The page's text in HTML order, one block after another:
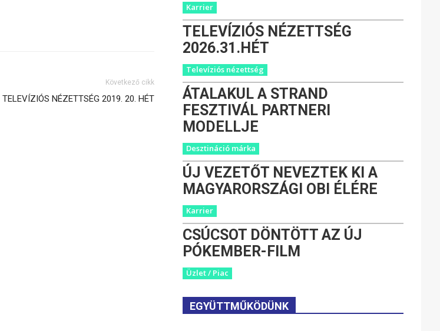
Következő cikk
TELEVÍZIÓS NÉZETTSÉG 2019. 20. HÉT
Karrier
TELEVÍZIÓS NÉZETTSÉG
2026.31.HÉT
Televíziós nézettség
ÁTALAKUL A STRAND
FESZTIVÁL PARTNERI
MODELLJE
Desztináció márka
ÚJ VEZETŐT NEVEZTEK KI A
MAGYARORSZÁGI OBI ÉLÉRE
Karrier
CSÚCSOT DÖNTÖTT AZ ÚJ
PÓKEMBER-FILM
Üzlet / Piac
EGYÜTTMŰKÖDÜNK